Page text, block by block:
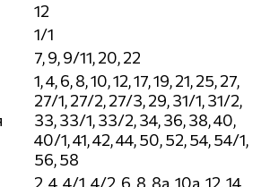
12
1/1
7, 9, 9/11, 20, 22
1, 4, 6, 8, 10, 12, 17, 19, 21, 25, 27,
27/1, 27/2, 27/3, 29, 31/1, 31/2,
33, 33/1, 33/2, 34, 36, 38, 40,
40/1, 41, 42, 44, 50, 52, 54, 54/1,
56, 58
2, 4, 4/1, 4/2, 6, 8, 8а, 10а, 12, 14,